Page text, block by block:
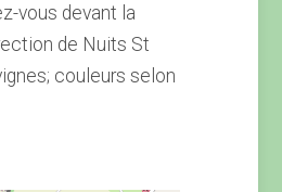
vous devant la
de Nuits St
couleurs selon